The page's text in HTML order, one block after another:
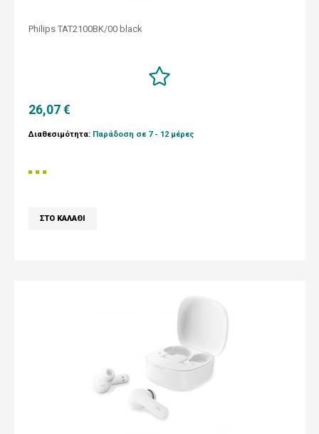
Philips TAT2100BK/00 black
26,07 €
Διαθεσιμότητα: Παράδοση σε 7 - 12 μέρες